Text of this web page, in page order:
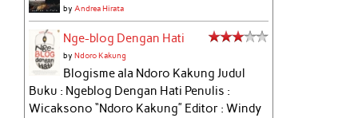
byAndrea Hirata
Nge-blog Dengan Hati
byNdoro Kakung
Blogisme ala Ndoro Kakung Judul
Buku : Ngeblog Dengan Hati Penulis :
Wicaksono “Ndoro Kakung” Editor : Windy